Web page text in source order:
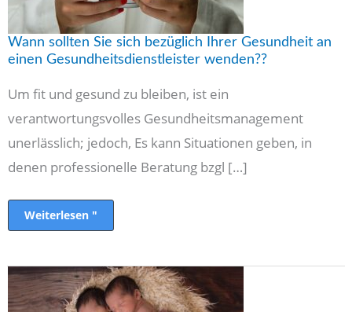
Wann sollten Sie sich bezüglich Ihrer Gesundheit an
einen Gesundheitsdienstleister wenden??
Um fit und gesund zu bleiben, ist ein
verantwortungsvolles Gesundheitsmanagement
unerlässlich; jedoch, Es kann Situationen geben, in
denen professionelle Beratung bzgl […]
Weiterlesen "
Schwangerschaft
mit
Zwillingen-
Was